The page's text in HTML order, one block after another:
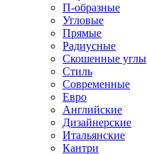
П-образные
Угловые
Прямые
Радиусные
Скошенные углы
Стиль
Современные
Евро
Английские
Дизайнерские
Итальянские
Кантри